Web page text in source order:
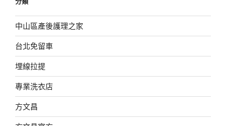
中山區產後護理之家
台北免留車
埋線拉提
專業洗衣店
方文昌